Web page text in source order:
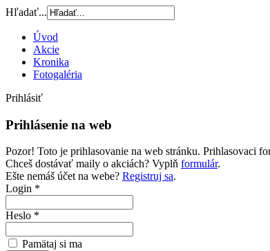
Hľadať...
Úvod
Akcie
Kronika
Fotogaléria
Prihlásiť
Prihlásenie na web
Pozor! Toto je prihlasovanie na web stránku. Prihlasovaci
Chceš dostávať maily o akciách? Vyplň formulár.
Ešte nemáš účet na webe? Registruj sa.
Login *
Heslo *
Pamätaj si ma